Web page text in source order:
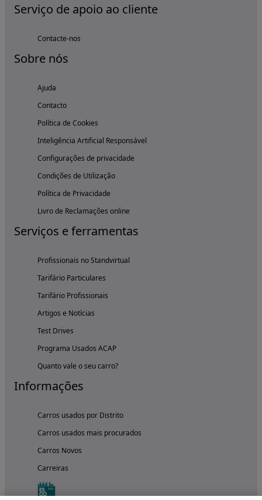
Serviço de apoio ao cliente
Contacte-nos
Sobre nós
Ajuda
Contacto
Política de Cookies
Inteligência Artificial Responsável
Configurações de privacidade
Condições de Utilização
Política de Privacidade
Livro de Reclamações online
Serviços e ferramentas
Profissionais no Standvirtual
Tarifário Particulares
Tarifário Profissionais
Artigos e Notícias
Test Drives
Programa Usados ACAP
Quanto vale o seu carro?
Informações
Carros usados por Distrito
Carros usados mais procurados
Carros Novos
Carreiras